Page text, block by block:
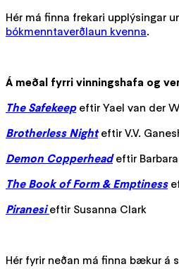
Hér má finna frekari upplýsingar
bókmenntaverðlaun kvenna.
Á meðal fyrri vinningshafa og
The Safekeepeftir Yael van der
Brotherless Nighteftir V.V.
Demon Copperheadeftir
The Book of Form & Emptiness
Piranesieftir Susanna Clark
Hér fyrir neðan má finna bækur á